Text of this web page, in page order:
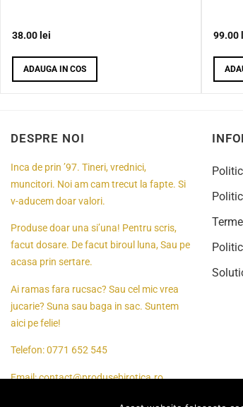
38.00 lei
ADAUGA IN COS
99.00
DESPRE NOI
Inca de prin ’97. Tineri, vrednici,
muncitori. Noi am cam trecut la fapte. Si
v-aducem doar valori.
Produse doar una si’una! Pentru scris,
facut dosare. De facut biroul luna, Sau pe
acasa prin sertare.
Ai ramas fara rucsac? Sau cel mic vrea
jucarie? Suna sau baga in sac. Suntem
aici pe felie!
Telefon:0771 652 545
Email:contact@produsebirotica.ro